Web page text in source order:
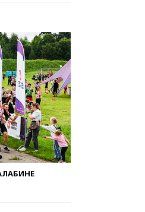
выиграли на
синхронистки
жизни
не
всей Грузии
связал
Киев к
ЦИК